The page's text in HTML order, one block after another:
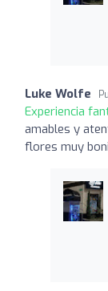
Luke Wolfe
Experiencia
amables y
flores muy